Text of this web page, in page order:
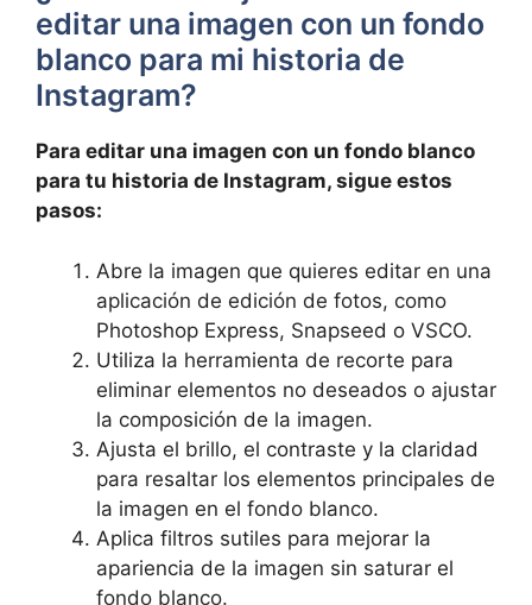
editar una imagen con⁢ un fondo
‌blanco para mi historia de⁢
Instagram?
Para editar ⁣una imagen con un fondo blanco
para tu historia de Instagram,⁢ sigue⁤ estos
pasos:
Abre la ‌imagen que‍ quieres editar en una
aplicación de ‍edición de ⁣fotos, como
Photoshop Express, Snapseed o⁣ VSCO.
Utiliza la‍ herramienta de recorte para
eliminar elementos no deseados o ajustar
la‌ composición‍ de ​la‍ imagen.
Ajusta el​ brillo, el contraste y la claridad
para ‌resaltar los elementos principales de
la‌ imagen en el fondo⁤ blanco.
Aplica filtros ​sutiles para mejorar​ la
apariencia de la imagen sin saturar‌ el
fondo blanco.